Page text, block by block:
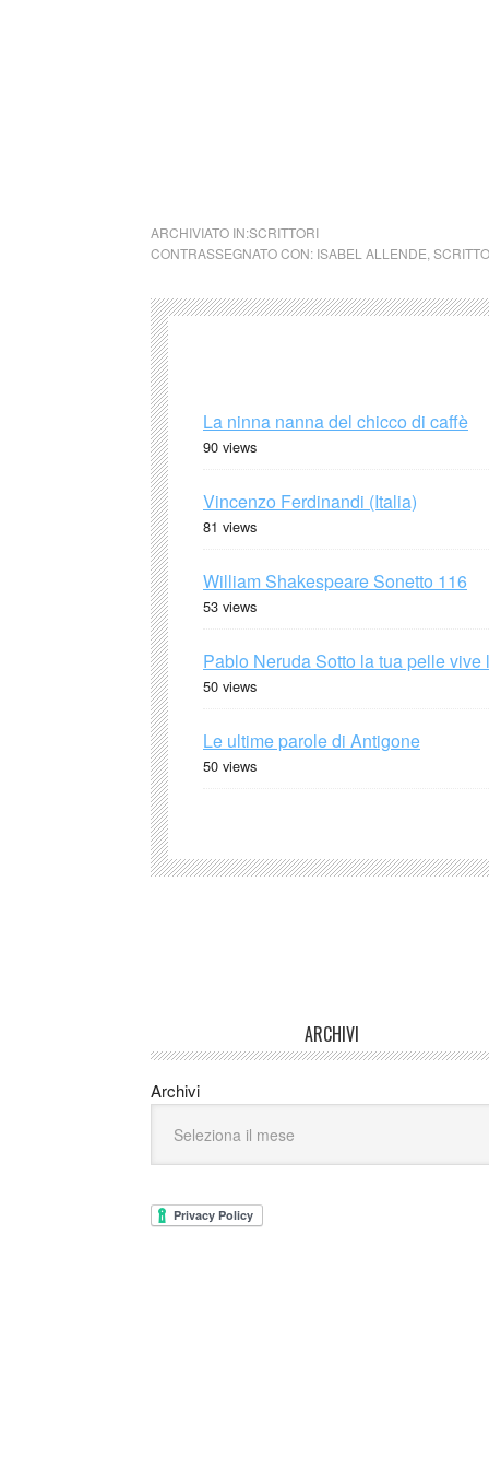
ARCHIVIATO IN:SCRITTORI
CONTRASSEGNATO CON: ISABEL ALLENDE
La ninna nanna del chicco di caffè
90 views
Vincenzo Ferdinandi (Italia)
81 views
William Shakespeare Sonetto 116
53 views
Pablo Neruda Sotto la tua pelle vive
50 views
Le ultime parole di Antigone
50 views
ARCHIVI
Archivi